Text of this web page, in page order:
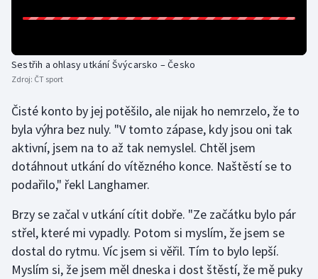
Judo
Lezení
Lyže a snowboard
Moderní pětiboj
Motorsport
Olympijské hry
Sestřih a ohlasy utkání Švýcarsko – Česko
Zdroj: ČT sport
Čisté konto by jej potěšilo, ale nijak ho nemrzelo, že to
byla výhra bez nuly. "V tomto zápase, kdy jsou oni tak
aktivní, jsem na to až tak nemyslel. Chtěl jsem
dotáhnout utkání do vítězného konce. Naštěstí se to
podařilo," řekl Langhamer.
Brzy se začal v utkání cítit dobře. "Ze začátku bylo pár
střel, které mi vypadly. Potom si myslím, že jsem se
dostal do rytmu. Víc jsem si věřil. Tím to bylo lepší.
Myslím si, že jsem měl dneska i dost štěstí, že mě puky